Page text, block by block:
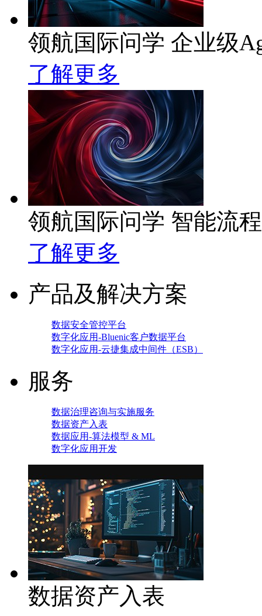
领航国际问学 企业级
了解更多
领航国际问学 智能流
了解更多
产品及解决方案
数据安全管控平台
数字化应用-Bluenic客户数据平台
数字化应用-云捷集成中间件（ESB）
服务
数据治理咨询与实施服务
数据资产入表
数据应用-算法模型 & ML
数字化应用开发
数据资产入表